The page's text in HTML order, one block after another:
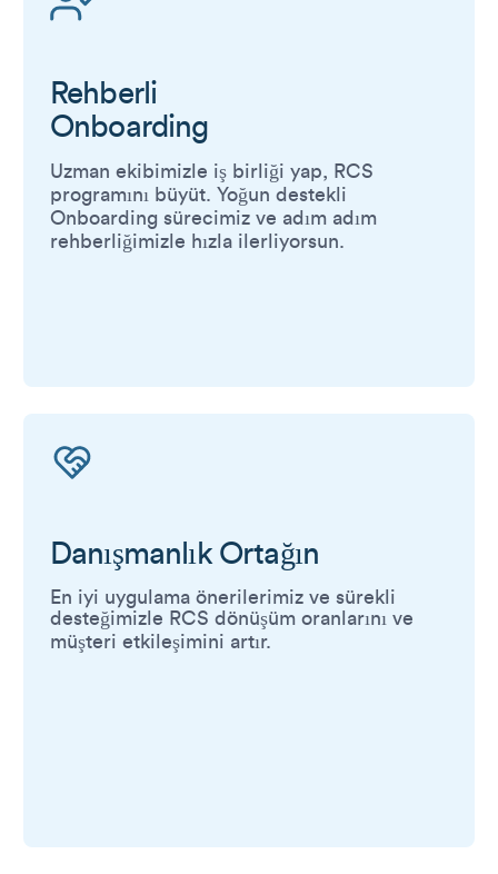
Rehberli
Onboarding
Uzman ekibimizle iş birliği yap, RCS
programını büyüt. Yoğun destekli
Onboarding sürecimiz ve adım adım
rehberliğimizle hızla ilerliyorsun.
Danışmanlık Ortağın
En iyi uygulama önerilerimiz ve sürekli
desteğimizle RCS dönüşüm oranlarını ve
müşteri etkileşimini artır.